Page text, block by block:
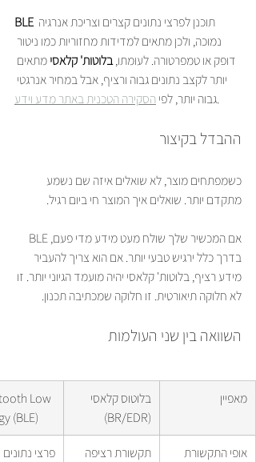
BLE
נמוכה, ולכן מתאים למדידות מחזוריות כמו ניטור
דופק או טמפרטורה. לעומתו, בלוטות' קלאסי מתאים
יותר לקצב נתונים גבוה ורציף, אבל במחיר אנרגטי
גבוה יותר, לפי הסקירה הטכנית באתר מדע וידע .
ההבדל בקיצור
כשמפתחים מוצר, לא שואלים איזה שם נשמע
מתקדם יותר. שואלים איך המוצר חי ביום רגיל.
בדרך כלל ירגיש טבעי יותר. אם הוא צריך להעביר
מידע רציף, בלוטות' קלאסי יהיה מועמד הגיוני יותר. זו
לא חלוקה תיאורטית. זו חלוקה שמכתיבה תכנון.
השוואה בין שני העולמות
מאפיין
בלוטוס קלאסי
(BR/EDR)
Low
(BLE)
אופי התקשורת
תקשורת רציפה
פרצי נתונים